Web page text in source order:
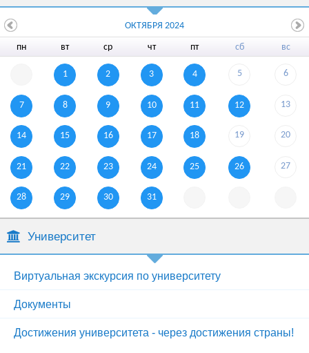
пн вт ср чт пт сб вс
1 2 3 4 5 6
7 8 9 10 11 12 13
14 15 16 17 18 19 20
21 22 23 24 25 26 27
28 29 30 31
ОКТЯБРЯ 2024
Университет
Виртуальная экскурсия по университету
Документы
Достижения университета - через достижения страны!